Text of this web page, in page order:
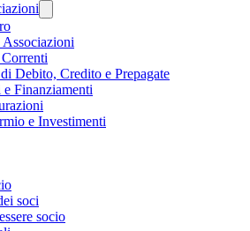
Associazioni
Debito, Credito e Prepagate
Finanziamenti
e Investimenti
soci
socio